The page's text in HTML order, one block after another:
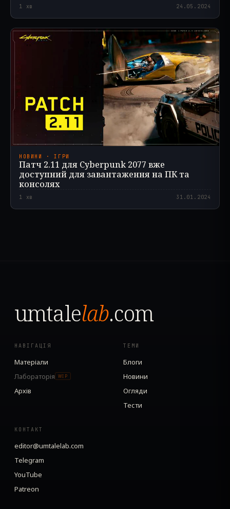
1 хв 24.05.2024
НОВИНИ · ІГРИ
Патч 2.11 для Cyberpunk 2077 вже
доступний для завантаження на ПК та
консолях
1 хв 31.01.2024
umtalelab.com
НАВІГАЦІЯ
Матеріали
Лабораторія
WIP
Архів
ТЕМИ
Блоги
Новини
Огляди
Тести
КОНТАКТ
editor@umtalelab.com
Telegram
YouTube
Patreon